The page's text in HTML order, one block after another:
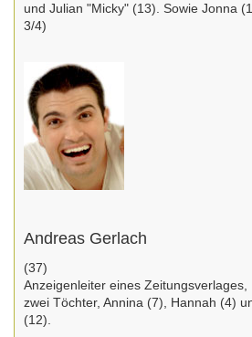
und Julian "Micky" (13). Sowie Jonna
3/4)
Andreas Gerlach
(37)
Anzeigenleiter eines Zeitungsverlages,
zwei Töchter, Annina (7), Hannah (4)
(12).